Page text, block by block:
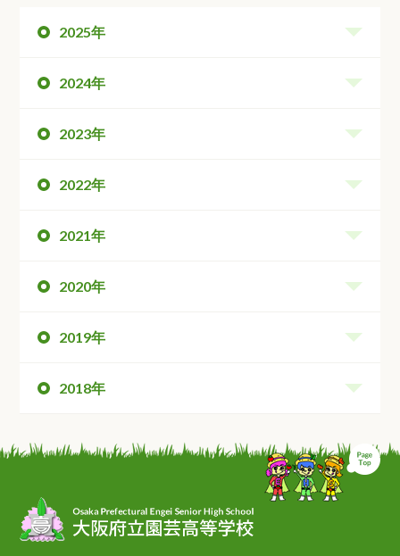
2025年
2024年
2023年
2022年
2021年
2020年
2019年
2018年
ペ